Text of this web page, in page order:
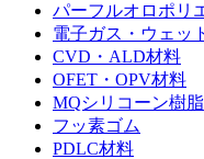
パーフルオロポリ
電子ガス・ウェッ
CVD・ALD材料
OFET・OPV材料
MQシリコーン樹脂
フッ素ゴム
PDLC材料